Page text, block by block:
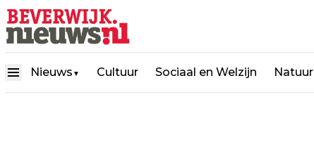
Nieuws ▼ Cultuur Sociaal en Welzijn Natuur